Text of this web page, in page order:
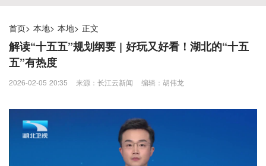
首页> 本地> 本地> 正文
解读“十五五”规划纲要 | 好玩又好看！湖北的“十五
五”有热度
2026-02-05 20:35 来源：​长江云新闻 编辑：胡伟龙